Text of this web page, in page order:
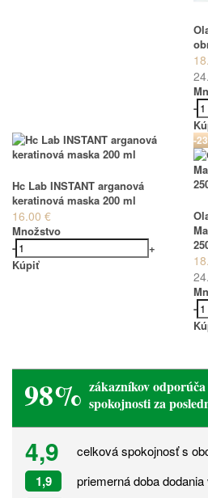
-
Hc Lab INSTANT arganová
keratinová maska 200 ml
16.00 €
Množstvo
-
+
Kúpiť
-
-
98% zákazníkov
spokojnosti za
4,9 celková spokojnosť s
1,9 priemerná doba